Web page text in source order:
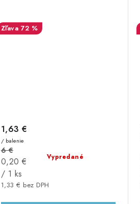
72 %
Vypredané
1,33 € bez DPH
1,63 €
/ balenie
6 €
Jednotková
cena:
0,20 €
/ 1 ks